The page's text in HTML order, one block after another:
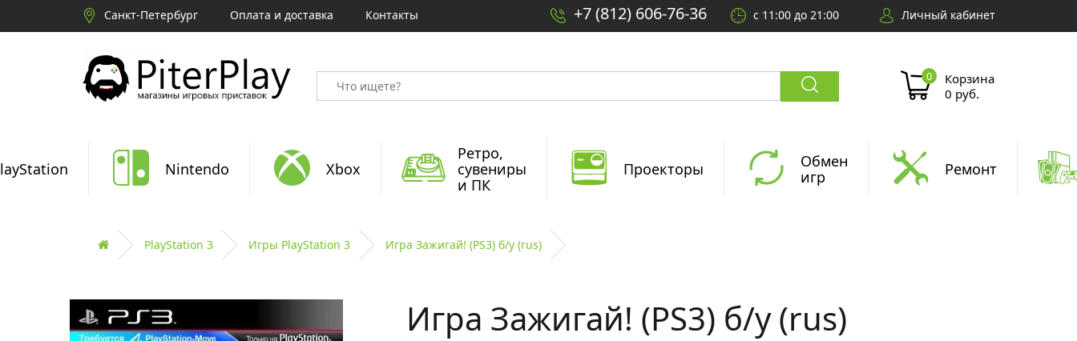
Санкт-Петербург Оплата и доставка Контакты +7 (812) 606-76-36 с 11:00 до 21:00 Личный кабинет
Корзина
0 руб.
Nintendo Xbox
Ретро,
сувениры
и ПК
Проекторы
Обмен
игр
Ремонт
PlayStation 3 Игры PlayStation 3 Игра Зажигай! (PS3) б/у (rus)
Игра Зажигай! (PS3) б/у (rus)